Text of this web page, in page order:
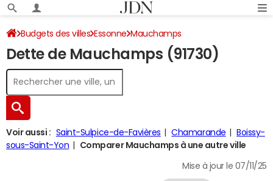
Budgets des villes Essonne Mauchamps
Dette au 31/12/2024
Dette de Mauchamps (91730)
Voir aussi : Saint-Sulpice-de-Favières Chamarande
Boissy-
sous-Saint-Yon
Comparer Mauchamps à une autre ville
Mise à jour le 07/11/25